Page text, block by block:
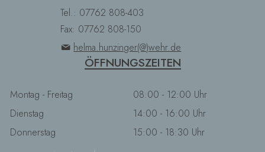
Tel.: 07762 808-403
Fax: 07762 808-150
helma.hunzinger(@)wehr.de
ÖFFNUNGSZEITEN
Montag - Freitag
Dienstag
Donnerstag
08:00 - 12:00 Uhr
14:00 - 16:00 Uhr
15:00 - 18:30 Uhr